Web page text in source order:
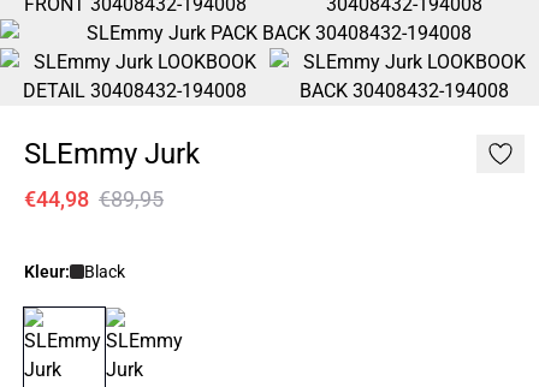
SLEmmy Jurk
€44,98 €89,95
Kleur: Black